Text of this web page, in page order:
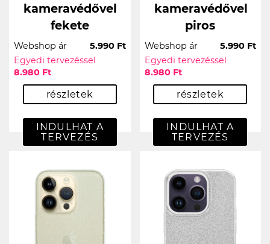
kameravédővel
fekete
Webshop ár
5.990 Ft
Egyedi tervezéssel
8.980 Ft
részletek
INDULHAT A
TERVEZÉS
kameravédővel
piros
Webshop ár
5.990 Ft
Egyedi tervezéssel
8.980 Ft
részletek
INDULHAT A
TERVEZÉS